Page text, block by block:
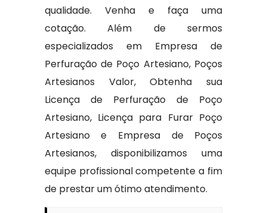
qualidade. Venha e faça uma
cotação. Além de sermos
especializados em Empresa de
Perfuração de Poço Artesiano, Poços
Artesianos Valor, Obtenha sua
Licença de Perfuração de Poço
Artesiano, Licença para Furar Poço
Artesiano e Empresa de Poços
Artesianos, disponibilizamos uma
equipe profissional competente a fim
de prestar um ótimo atendimento.